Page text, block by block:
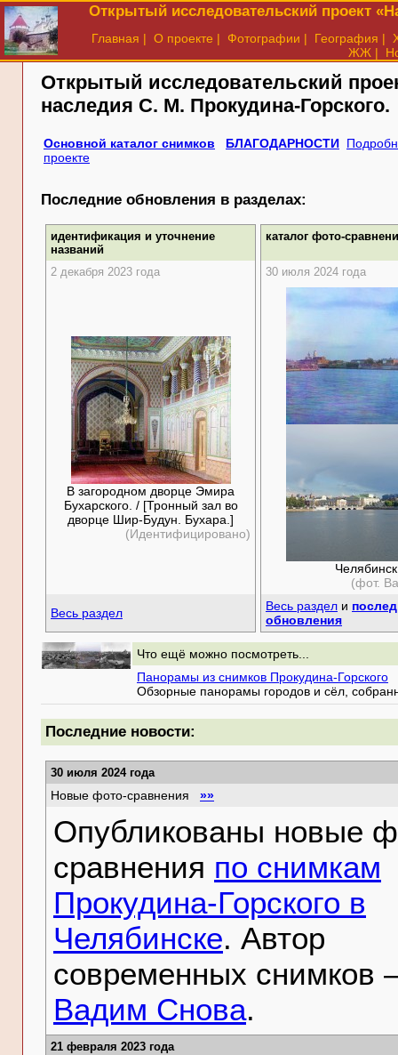
Открытый исследовательский проект
Главная | О проекте | Фотографии | География |
ЖЖ |
Открытый исследовательский
наследия С. М. Прокудина-Горского.
Основной каталог снимков БЛАГОДАРНОСТИ
проекте
Последние обновления в разделах:
идентификация и уточнение
названий
каталог фото-
2 декабря 2023 года 30 июля 2024 года
В загородном дворце Эмира
Бухарского. / [Тронный зал во
дворце Шир-Будун. Бухара.]
(Идентифицировано)
Челябинск
(фот.
Весь раздел Весь раздел и
обновления
Что ещё можно посмотреть...
Панорамы из снимков Прокудина-Горского
Обзорные панорамы городов и сёл,
Последние новости:
30 июля 2024 года
Новые фото-сравнения »»
Опубликованы новые
сравнения по снимкам
Прокудина-Горского в
Челябинске. Автор
современных снимков
Вадим Снова.
21 февраля 2023 года